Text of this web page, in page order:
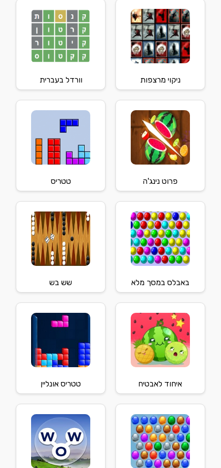
ניקוי מרצפות וורדל בעברית
פרוט נינג'ה טטריס
באבלס במסך מלא שש בש
איחוד לאבטיח טטריס אונליין